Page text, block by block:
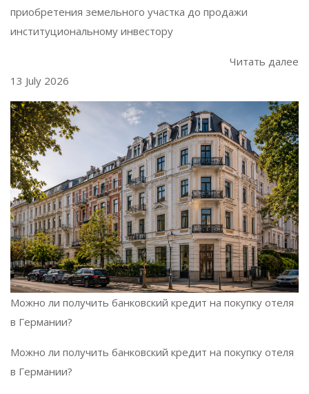
приобретения земельного участка до продажи
институциональному инвестору
Читать далее
13 July 2026
Можно ли получить банковский кредит на покупку отеля
в Германии?
Можно ли получить банковский кредит на покупку отеля
в Германии?